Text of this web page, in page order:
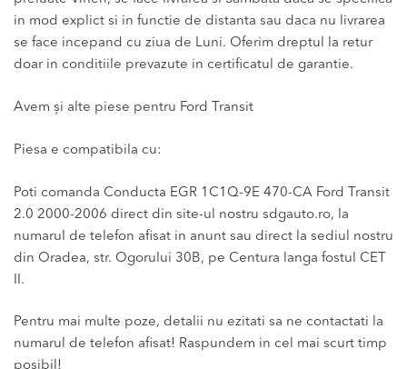
in mod explict si in functie de distanta sau daca nu livrarea
se face incepand cu ziua de Luni. Oferim dreptul la retur
doar in conditiile prevazute in certificatul de garantie.
Avem și alte piese pentru Ford Transit
Piesa e compatibila cu:
Poti comanda Conducta EGR 1C1Q-9E 470-CA Ford Transit
2.0 2000-2006 direct din site-ul nostru sdgauto.ro, la
numarul de telefon afisat in anunt sau direct la sediul nostru
din Oradea, str. Ogorului 30B, pe Centura langa fostul CET
II.
Pentru mai multe poze, detalii nu ezitati sa ne contactati la
numarul de telefon afisat! Raspundem in cel mai scurt timp
posibil!